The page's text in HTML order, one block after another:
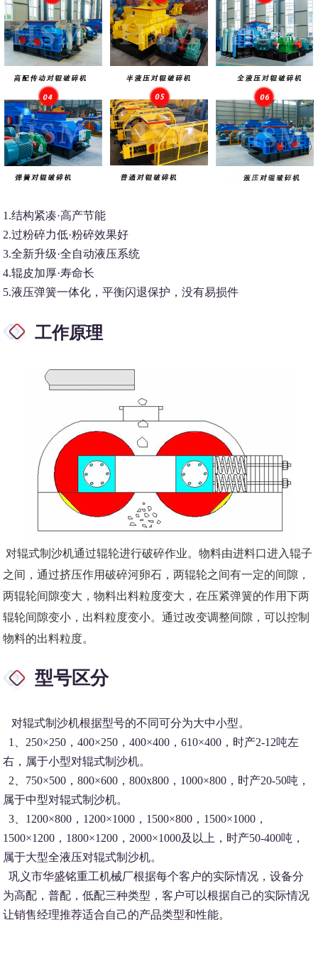
1.结构紧凑·高产节能
2.过粉碎力低·粉碎效果好
3.全新升级·全自动液压系统
4.辊皮加厚·寿命长
5.液压弹簧一体化，平衡闪退保护，没有易损件
工作原理
对辊式制沙机通过辊轮进行破碎作业。物料由进料口进入辊子
之间，通过挤压作用破碎河卵石，两辊轮之间有一定的间隙，
两辊轮间隙变大，物料出料粒度变大，在压紧弹簧的作用下两
辊轮间隙变小，出料粒度变小。通过改变调整间隙，可以控制
物料的出料粒度。
型号区分
对辊式制沙机根据型号的不同可分为大中小型。
1、250×250，400×250，400×400，610×400，时产2-12吨左
右，属于小型对辊式制沙机。
2、750×500，800×600，800x800，1000×800，时产20-50吨，
属于中型对辊式制沙机。
3、1200×800，1200×1000，1500×800，1500×1000，
1500×1200，1800×1200，2000×1000及以上，时产50-400吨，
属于大型全液压对辊式制沙机。
巩义市华盛铭重工机械厂根据每个客户的实际情况，设备分
为高配，普配，低配三种类型，客户可以根据自己的实际情况
让销售经理推荐适合自己的产品类型和性能。